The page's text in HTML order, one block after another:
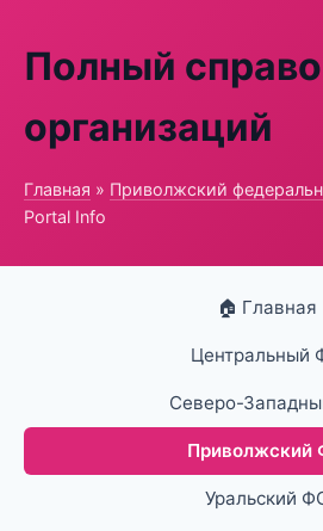
Полный
организаций
Главная » Приволжский
Portal Info
🏠 Главная
Центральный
Северо-
Приволжский
Уральский